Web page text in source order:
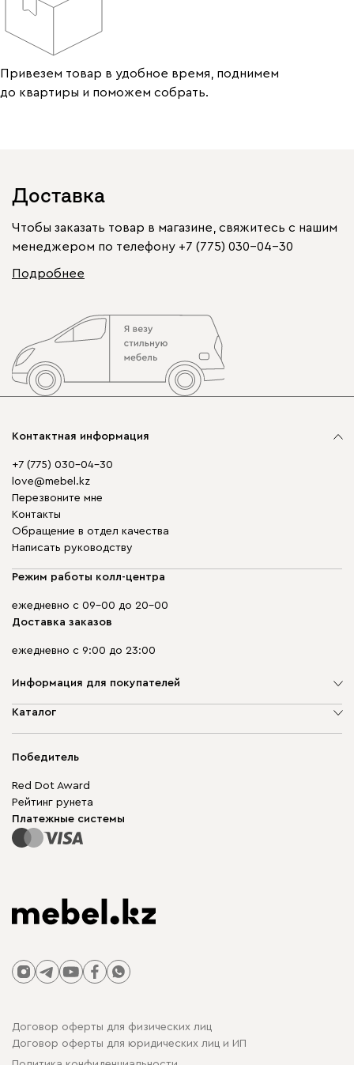
Привезем товар в удобное время, поднимем
до квартиры и поможем собрать.
Доставка
Чтобы заказать товар в магазине, свяжитесь с нашим
менеджером по телефону +7 (775) 030-04-30
Подробнее
Контактная информация
+7 (775) 030-04-30
love@mebel.kz
Перезвоните мне
Контакты
Обращение в отдел качества
Написать руководству
Режим работы колл-центра
ежедневно с 09-00 до 20-00
Доставка заказов
ежедневно с 9:00 до 23:00
Информация для покупателей
О компании
Гарантия
Для бизнеса
Карта сайта
Каталог
Корпусная мебель
Модульная мебель
Столы и стулья
Победитель
Red Dot Award
Рейтинг рунета
Платежные системы
Договор оферты для физических лиц
Договор оферты для юридических лиц и ИП